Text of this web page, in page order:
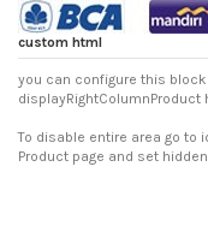
custom html
you can configure this block
displayRightColumnProduct
To disable entire area go to
Product page and set